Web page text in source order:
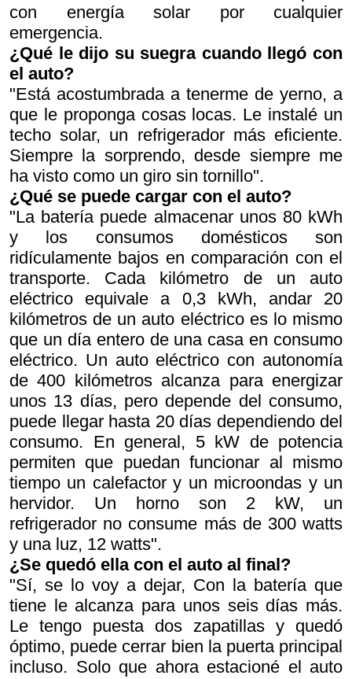
con energía solar por cualquier
emergencia.
¿Qué le dijo su suegra cuando llegó con
el auto?
"Está acostumbrada a tenerme de yerno, a
que le proponga cosas locas. Le instalé un
techo solar, un refrigerador más eficiente.
Siempre la sorprendo, desde siempre me
ha visto como un giro sin tornillo".
¿Qué se puede cargar con el auto?
"La batería puede almacenar unos 80 kWh
y los consumos domésticos son
ridículamente bajos en comparación con el
transporte. Cada kilómetro de un auto
eléctrico equivale a 0,3 kWh, andar 20
kilómetros de un auto eléctrico es lo mismo
que un día entero de una casa en consumo
eléctrico. Un auto eléctrico con autonomía
de 400 kilómetros alcanza para energizar
unos 13 días, pero depende del consumo,
puede llegar hasta 20 días dependiendo del
consumo. En general, 5 kW de potencia
permiten que puedan funcionar al mismo
tiempo un calefactor y un microondas y un
hervidor. Un horno son 2 kW, un
refrigerador no consume más de 300 watts
y una luz, 12 watts".
¿Se quedó ella con el auto al final?
"Sí, se lo voy a dejar, Con la batería que
tiene le alcanza para unos seis días más.
Le tengo puesta dos zapatillas y quedó
óptimo, puede cerrar bien la puerta principal
incluso. Solo que ahora estacioné el auto